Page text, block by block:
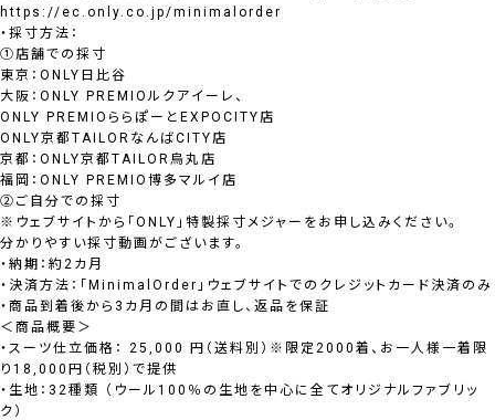
https://ec.only.co.jp/minimalorder
・採寸方法：
①店舗での採寸
東京：ONLY日比谷
大阪：ONLY PREMIOルクアイーレ、
ONLY PREMIOららぽーとEXPOCITY店
ONLY京都TAILORなんばCITY店
京都：ONLY京都TAILOR烏丸店
福岡：ONLY PREMIO博多マルイ店
②ご自分での採寸
※ウェブサイトから「ONLY」特製採寸メジャーをお申し込みください。
分かりやすい採寸動画がございます。
・納期：約2カ月
・決済方法：「MinimalOrder」ウェブサイトでのクレジットカード決済のみ
・商品到着後から3カ月の間はお直し、返品を保証
＜商品概要＞
・スーツ仕立価格： 25,000 円（送料別）※限定2000着、お一人様一着限
り18,000円（税別）で提供
・生地：32種類 （ウール100％の生地を中心に全てオリジナルファブリッ
ク）